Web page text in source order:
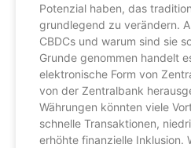
Potenzial haben, das
grundlegend zu verändern.
CBDCs und warum sind sie
Grunde genommen handelt
elektronische Form von
von der Zentralbank
Währungen könnten viele
schnelle Transaktionen,
erhöhte finanzielle Inklusion.